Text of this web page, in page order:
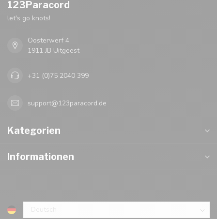
123Paracord
let's go knots!
Oosterwerf 4
1911 JB Uitgeest
+31 (0)75 2040 399
support@123paracord.de
Kategorien
Informationen